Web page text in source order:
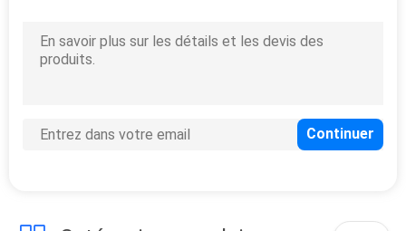
pour la machine